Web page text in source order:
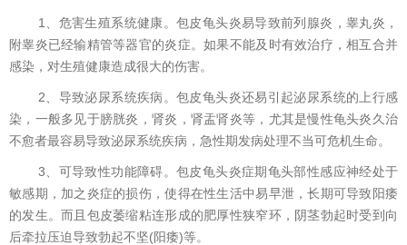
1、危害生殖系统健康。包皮龟头炎易导致前列腺炎，睾丸炎，
附睾炎已经输精管等器官的炎症。如果不能及时有效治疗，相互合并
感染，对生殖健康造成很大的伤害。
2、导致泌尿系统疾病。包皮龟头炎还易引起泌尿系统的上行感
染，一般多见于膀胱炎，肾炎，肾盂肾炎等，尤其是慢性龟头炎久治
不愈者最容易导致泌尿系统疾病，急性期发病处理不当可危机生命。
3、可导致性功能障碍。包皮龟头炎症期龟头部性感应神经处于
敏感期，加之炎症的损伤，使得在性生活中易早泄，长期可导致阳痿
的发生。而且包皮萎缩粘连形成的肥厚性狭窄环，阴茎勃起时受到向
后牵拉压迫导致勃起不坚(阳痿)等。